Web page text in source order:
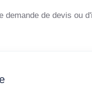
demande de devis ou